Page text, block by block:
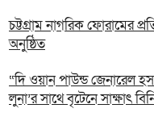
চট্টগ্রাম নাগরিক ফোরামের
অনুষ্ঠিত
“দি ওয়ান পাউন্ড জেনারেল
লুনা’র সা‌থে বৃটেনে সাক্ষাৎ